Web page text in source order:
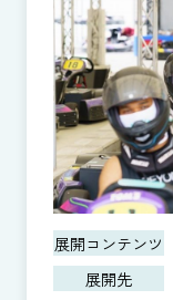
展開コンテンツ
展開先